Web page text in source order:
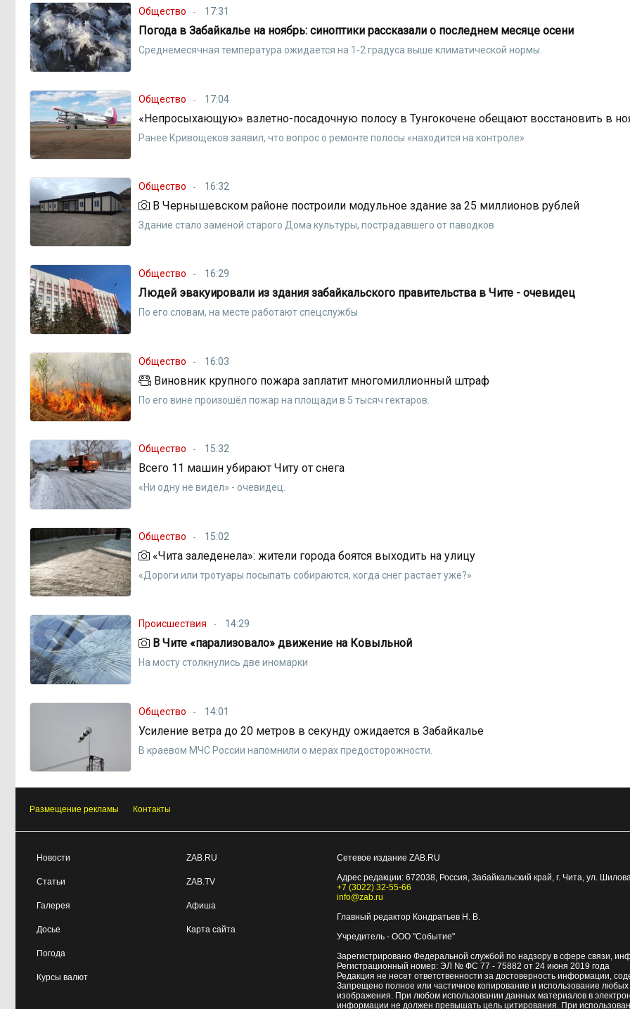
Общество 17:31
Погода в Забайкалье на ноябрь: синоптики рассказали о последнем месяце осени
Среднемесячная температура ожидается на 1-2 градуса выше климатической нормы.
Общество 17:04
«Непросыхающую» взлетно-посадочную полосу в Тунгокочене обещают восстановить в
Ранее Кривощеков заявил, что вопрос о ремонте полосы «находится на контроле»
Общество 16:32
В Чернышевском районе построили модульное здание за 25 миллионов рублей
Здание стало заменой старого Дома культуры, пострадавшего от паводков
Общество 16:29
Людей эвакуировали из здания забайкальского правительства в Чите - очевидец
По его словам, на месте работают спецслужбы
Общество 16:03
Виновник крупного пожара заплатит многомиллионный штраф
По его вине произошёл пожар на площади в 5 тысяч гектаров.
Общество 15:32
Всего 11 машин убирают Читу от снега
«Ни одну не видел» - очевидец.
Общество 15:02
«Чита заледенела»: жители города боятся выходить на улицу
«Дороги или тротуары посыпать собираются, когда снег растает уже?»
Происшествия 14:29
В Чите «парализовало» движение на Ковыльной
На мосту столкнулись две иномарки
Общество 14:01
Усиление ветра до 20 метров в секунду ожидается в Забайкалье
В краевом МЧС России напомнили о мерах предосторожности.
Размещение рекламы Контакты
Новости
Статьи
Галерея
Досье
Погода
Курсы валют
ZAB.RU
ZAB.TV
Афиша
Карта сайта
Сетевое издание ZAB.RU
Адрес редакции: 672038, Россия, Забайкальский край, г. Чита, ул.
+7 (3022) 32-55-66
info@zab.ru
Главный редактор Кондратьев Н. В.
Учредитель - ООО "Событие"
Зарегистрировано Федеральной службой по надзору в сфере связи,
Регистрационный номер: ЭЛ № ФС 77 - 75882 от 24 июня 2019 года
Редакция не несет ответственности за достоверность информации,
Запрещено полное или частичное копирование и использование
изображения. При любом использовании данных материалов в
информации не должен превышать цель цитирования. При